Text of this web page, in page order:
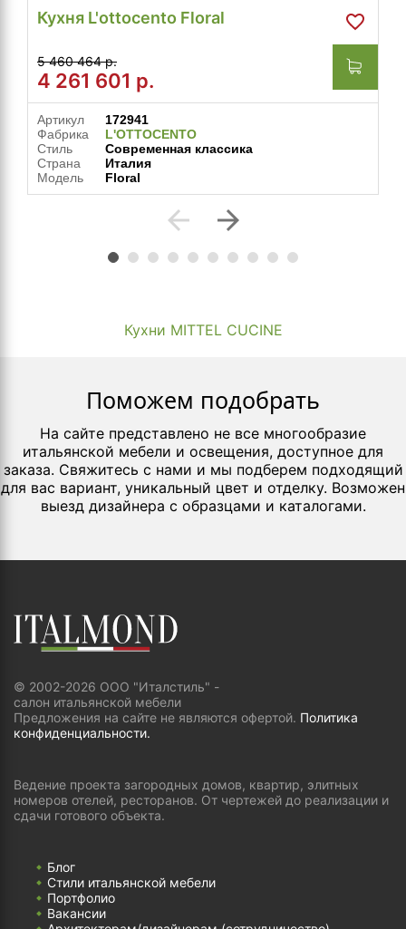
Кухня L'ottocento Floral
5 460 464 р.
4 261 601 р.
Артикул
172941
Фабрика
L'OTTOCENTO
Стиль
Современная классика
Страна
Италия
Модель
Floral
arrow_back arrow_forward
Кухни MITTEL CUCINE
Поможем подобрать
На сайте представлено не все многообразие
итальянской мебели и освещения, доступное для
заказа. Свяжитесь с нами и мы подберем подходящий
для вас вариант, уникальный цвет и отделку. Возможен
выезд дизайнера с образцами и каталогами.
© 2002-2026 ООО "Италстиль" -
салон итальянской мебели
Предложения на сайте не являются офертой. Политика
конфиденциальности.
Ведение проекта загородных домов, квартир, элитных
номеров отелей, ресторанов. От чертежей до реализации и
сдачи готового объекта.
Блог
Стили итальянской мебели
Портфолио
Вакансии